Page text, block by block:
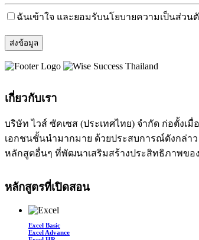
ฉันเข้าใจ และยอมรับนโยบายความเป็นส่วน
เกี่ยวกับเรา
บริษัท ไวส์ ซัคเซส (ประเทศไทย) จำกัด ก่อตั้ง
เอกชนชั้นนำมากมาย ด้วยประสบการณ์ดังกล่า
หลักสูตอื่นๆ ที่พัฒนาเสริมสร้างประสิทธิภาพขอ
หลักสูตรที่เปิดสอน
Excel Basic
Excel Advance